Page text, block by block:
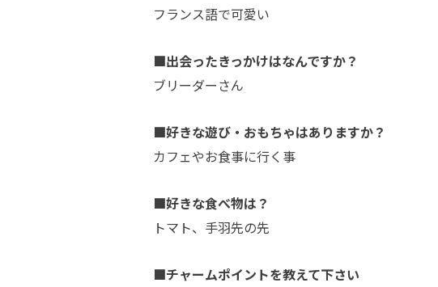
フランス語で可愛い
■出会ったきっかけはなんですか？
ブリーダーさん
■好きな遊び・おもちゃはありますか？
カフェやお食事に行く事
■好きな食べ物は？
トマト、手羽先の先
■チャームポイントを教えて下さい